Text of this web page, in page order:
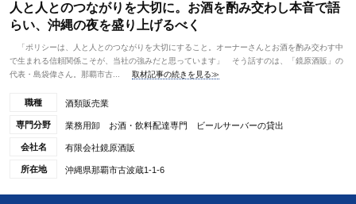
人と人とのつながりを大切に。お酒を酌み交わし本音で語
らい、沖縄の夜を盛り上げるべく
「ポリシーは、人と人とのつながりを大切にすること。オーナーさんとお酒を酌み交わす中
で生まれる信頼関係こそが、当社の強みだと思っています」 そう話すのは、「鏡原酒販」の
代表・島袋偉さん。那覇市古...
取材記事の続きを見る≫
職種 酒類販売業
専門分野 業務用卸 お酒・飲料配達専門 ビールサーバーの貸出
会社名 有限会社鏡原酒販
所在地 沖縄県那覇市古波蔵1-1-6